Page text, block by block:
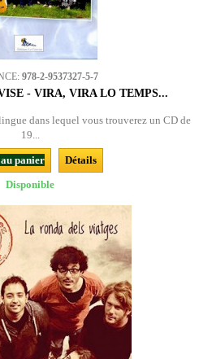
978-2-9537327-5-7
- VIRA, VIRA LO TEMPS...
dans lequel vous trouverez un CD de
19...
panier
Détails
Disponible